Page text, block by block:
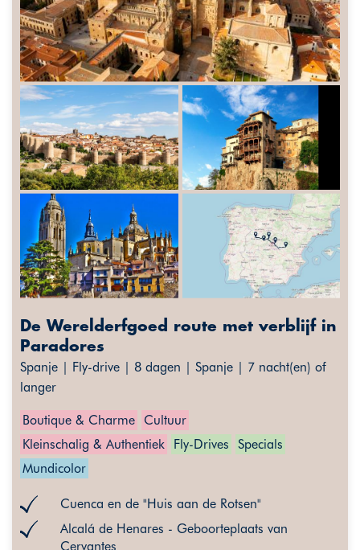
De Werelderfgoed route met verblijf in
Paradores
Spanje | Fly-drive | 8 dagen | Spanje | 7 nacht(en) of
langer
Boutique & Charme Cultuur
Kleinschalig & Authentiek
Fly-Drives
Specials
Mundicolor
Cuenca en de "Huis aan de Rotsen"
Alcalá de Henares - Geboorteplaats van
Cervantes